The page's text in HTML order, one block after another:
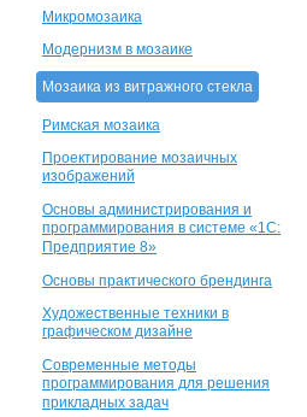
Микромозаика
Модернизм в мозаике
Мозаика из витражного стекла
Римская мозаика
Проектирование мозаичных
изображений
Основы администрирования и
программирования в системе «1С:
Предприятие 8»
Основы практического брендинга
Художественные техники в
графическом дизайне
Современные методы
программирования для решения
прикладных задач